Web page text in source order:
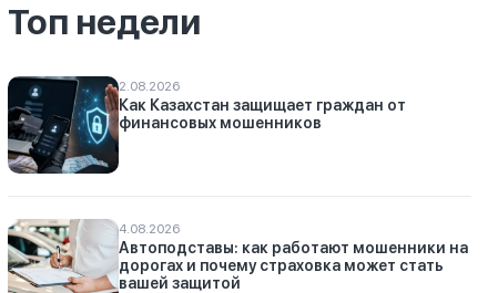
Топ недели
2.08.2026
Как Казахстан защищает граждан от
финансовых мошенников
4.08.2026
Автоподставы: как работают мошенники на
дорогах и почему страховка может стать
вашей защитой